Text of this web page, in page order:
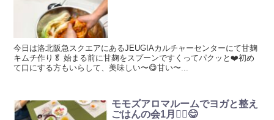
今日は洛北阪急スクエアにあるJEUGIAカルチャーセンターにて甘麹
キムチ作り🥬 始まる前に甘麹をスプーンですくってパクッと❤️初め
て口にする方もいらして、美味しい〜😋甘い〜...
モモズアロマルームでヨガと整え
ごはんの会1月🧘‍♀️😋